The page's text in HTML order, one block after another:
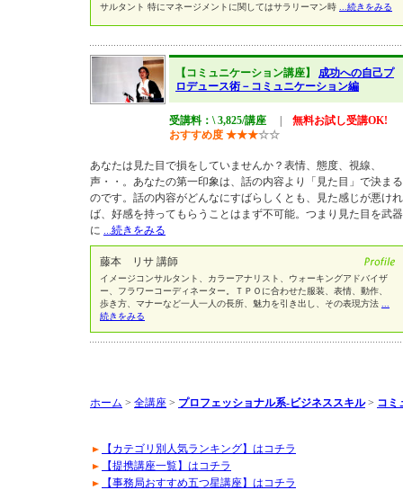
サルタント 特にマネージメントに関してはサラリーマン時
...続きをみる
【コミュニケーション講座】 成功への自己プ
ロデュース術－コミュニケーション編
受講料：\ 3,825/講座
無料お試し受講OK!
おすすめ度 ★★★☆☆
あなたは見た目で損をしていませんか？表情、態度、視線、
声・・。あなたの第一印象は、話の内容より「見た目」で決まる
のです。話の内容がどんなにすばらしくとも、見た感じが悪けれ
ば、好感を持ってもらうことはまず不可能。つまり見た目を武器
に ...続きをみる
藤本 リサ 講師
イメージコンサルタント、カラーアナリスト、ウォーキングアドバイザ
ー、フラワーコーディネーター。ＴＰＯに合わせた服装、表情、動作、
歩き方、マナーなど一人一人の長所、魅力を引き出し、その表現方法
続きをみる
ホーム > 全講座 > プロフェッショナル系-ビジネススキル> コミ
【カテゴリ別人気ランキング】はコチラ
【提携講座一覧】はコチラ
【事務局おすすめ五つ星講座】はコチラ